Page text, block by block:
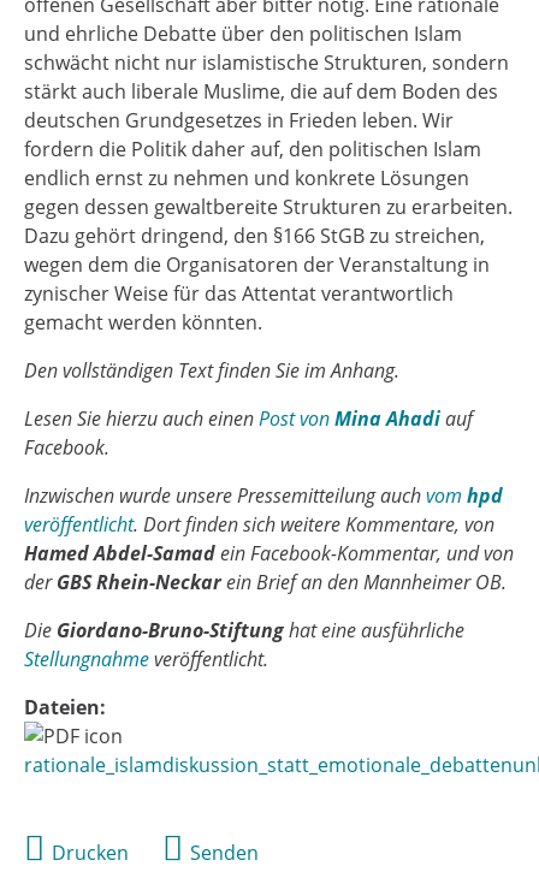
und ehrliche Debatte über den politischen Islam
schwächt nicht nur islamistische Strukturen, sondern
stärkt auch liberale Muslime, die auf dem Boden des
deutschen Grundgesetzes in Frieden leben. Wir
fordern die Politik daher auf, den politischen Islam
endlich ernst zu nehmen und konkrete Lösungen
gegen dessen gewaltbereite Strukturen zu erarbeiten.
Dazu gehört dringend, den §166 StGB zu streichen,
wegen dem die Organisatoren der Veranstaltung in
zynischer Weise für das Attentat verantwortlich
gemacht werden könnten.
Den vollständigen Text finden Sie im Anhang.
Lesen Sie hierzu auch einenPost vonMina Ahadiauf
Facebook.
Inzwischen wurde unsere Pressemitteilung auchvom hpd
veröffentlicht. Dort finden sich weitere Kommentare, von
Hamed Abdel-Samadein Facebook-Kommentar, und von
derGBS Rhein-Neckarein Brief an den Mannheimer OB.
Die Giordano-Bruno-Stiftunghat eine ausführliche
Stellungnahmeveröffentlicht.
Dateien:
Drucken Senden